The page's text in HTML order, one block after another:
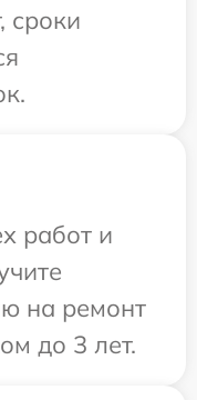
сроки
работ и
на ремонт
до 3 лет.